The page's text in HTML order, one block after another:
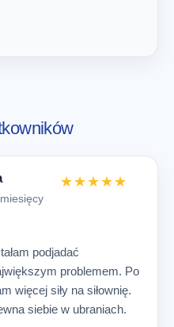
★★★★★
podjadać
problemem. Po
więcej siły na siłownię.
siebie w ubraniach.